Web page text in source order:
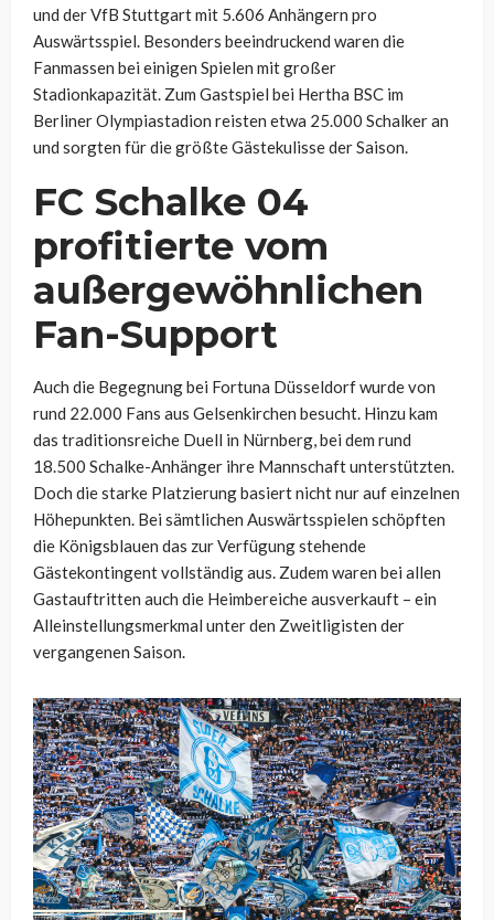
und der VfB Stuttgart mit 5.606 Anhängern pro
Auswärtsspiel. Besonders beeindruckend waren die
Fanmassen bei einigen Spielen mit großer
Stadionkapazität. Zum Gastspiel bei Hertha BSC im
Berliner Olympiastadion reisten etwa 25.000 Schalker an
und sorgten für die größte Gästekulisse der Saison.
FC Schalke 04
profitierte vom
außergewöhnlichen
Fan-Support
Auch die Begegnung bei Fortuna Düsseldorf wurde von
rund 22.000 Fans aus Gelsenkirchen besucht. Hinzu kam
das traditionsreiche Duell in Nürnberg, bei dem rund
18.500 Schalke-Anhänger ihre Mannschaft unterstützten.
Doch die starke Platzierung basiert nicht nur auf einzelnen
Höhepunkten. Bei sämtlichen Auswärtsspielen schöpften
die Königsblauen das zur Verfügung stehende
Gästekontingent vollständig aus. Zudem waren bei allen
Gastauftritten auch die Heimbereiche ausverkauft – ein
Alleinstellungsmerkmal unter den Zweitligisten der
vergangenen Saison.